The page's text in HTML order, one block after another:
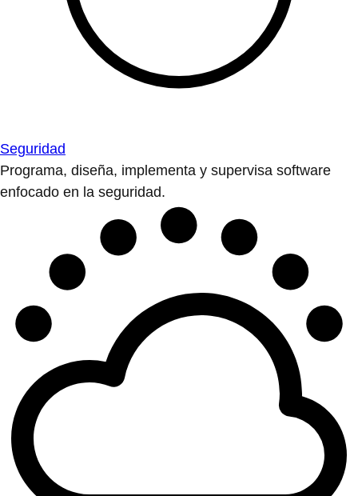
Seguridad
Programa, diseña, implementa y supervisa software
enfocado en la seguridad.